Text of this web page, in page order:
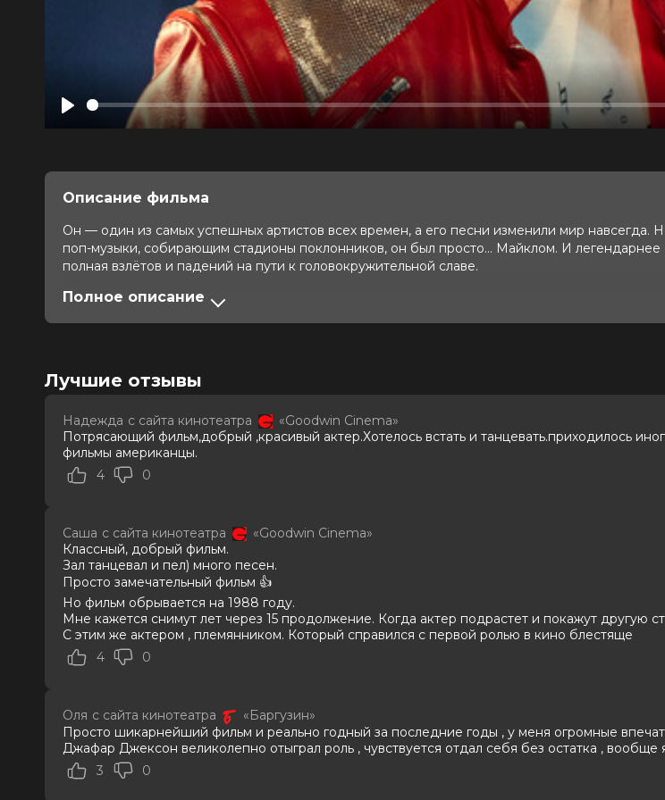
Play
Описание фильма
Он — один из самых успешных артистов всех времен, а его песни изменили мир навсегда.
поп-музыки, собирающим стадионы поклонников, он был просто… Майклом. И
полная взлётов и падений на пути к головокружительной славе.
Оценка 7.8 / 10 (165 272 голоса)
Год
2026
Режиссер
Антуан Фукуа
Теллер, Кендрик Сэмпсон, Кэт Грэм, Лора Хэрриер, Лоренц Тейт, Дерек
Люк
Продюсеры
Джон Бранка, Грэм Кинг, Джон МакКлейн
Сценаристы
Жанр
Меморандум
до 3 июня
Полное описание
Лучшие отзывы
Надежда с сайта кинотеатра «Goodwin Cinema»
Потрясающий фильм,добрый ,красивый актер.Хотелось встать и танцевать.приходилось
фильмы американцы.
4
0
Саша с сайта кинотеатра «Goodwin Cinema»
Классный, добрый фильм.
Зал танцевал и пел) много песен.
Просто замечательный фильм 👍
Но фильм обрывается на 1988 году.
Мне кажется снимут лет через 15 продолжение. Когда актер подрастет и покажут другую
С этим же актером , племянником. Который справился с первой ролью в кино блестяще
4
0
Оля с сайта кинотеатра «Баргузин»
Просто шикарнейший фильм и реально годный за последние годы , у меня огромные
Джафар Джексон великолепно отыграл роль , чувствуется отдал себя без остатка , вообще
3
0